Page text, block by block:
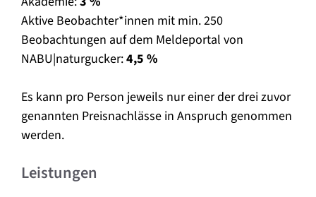
Aktive Beobachter*innen mit min. 250
Beobachtungen auf dem Meldeportal von
NABU|naturgucker:4,5 %
Es kann pro Person jeweils nur einer der drei zuvor
genannten Preisnachlässe in Anspruch genommen
werden.
Leistungen